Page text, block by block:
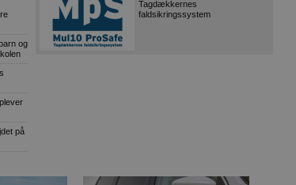
og
på
Tagdækkernes
faldsikringssystem